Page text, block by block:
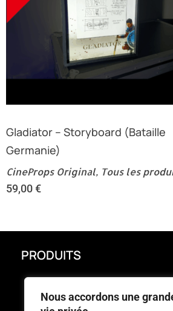
Nous accordons une
Gladiator – Storyboard (Bataille
Germanie)
CineProps Original, Tous les
59,00€
PRODUITS
NOUVEAUX PRODUITS